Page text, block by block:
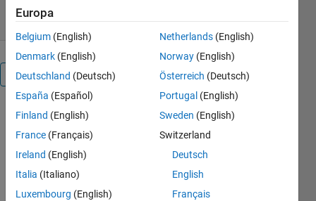
Panoramica
Note:
Use
MATLAB
Support
for
BITalino
Europa
Belgium (English)
Denmark (English)
Deutschland (Deutsch)
España (Español)
Finland (English)
France (Français)
Ireland (English)
Italia (Italiano)
Luxembourg (English)
Netherlands (English)
Norway (English)
Österreich (Deutsch)
Portugal (English)
Sweden (English)
Switzerland
Deutsch
English
Français